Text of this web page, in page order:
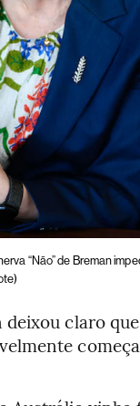
“Não” de Breman
claro